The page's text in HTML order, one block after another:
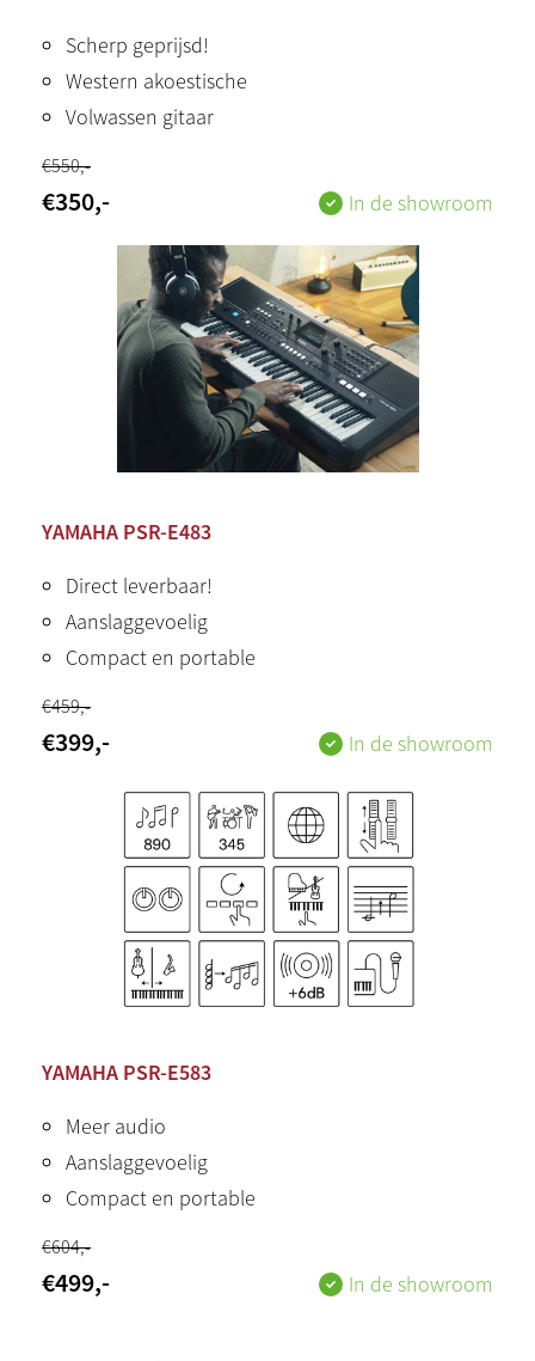
Scherp geprijsd!
Western akoestische
Volwassen gitaar
€550,-
€350,- In de showroom
YAMAHA PSR-E483
Direct leverbaar!
Aanslaggevoelig
Compact en portable
€459,-
€399,- In de showroom
YAMAHA PSR-E583
Meer audio
Aanslaggevoelig
Compact en portable
€604,-
€499,- In de showroom